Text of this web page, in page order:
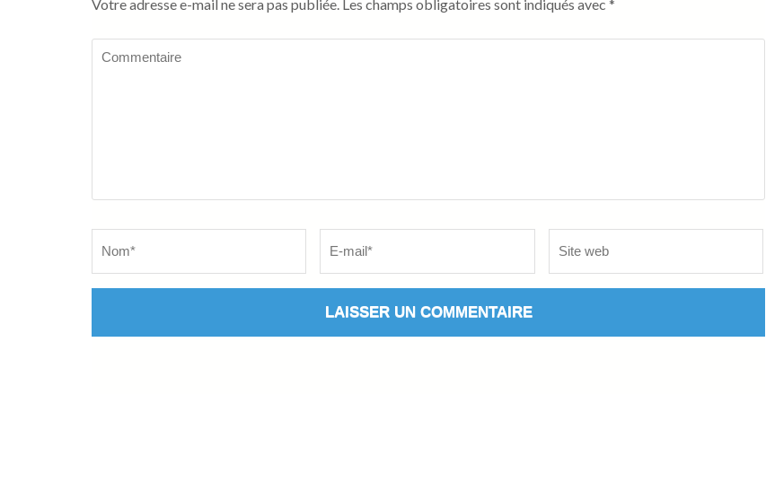
Votre adresse e-mail ne sera pas publiée. Les champs obligatoires sont indiqués avec *
Commentaire